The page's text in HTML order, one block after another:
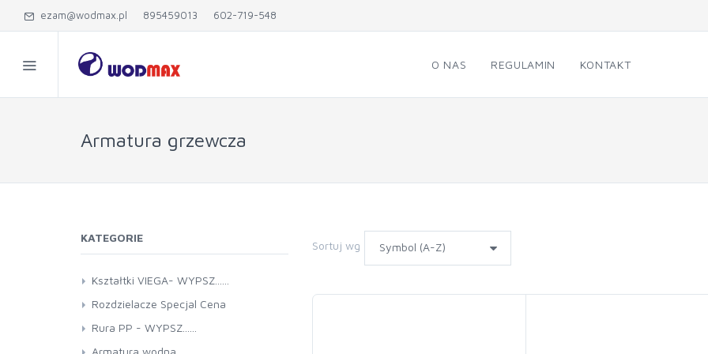
ezam@wodmax.pl 895459013 602-719-548
O NAS REGULAMIN KONTAKT
Armatura grzewcza
Sortuj wg
KATEGORIE
Kształtki VIEGA- WYPSZ......
Rozdzielacze Specjal Cena
Rura PP - WYPSZ......
Armatura wodna